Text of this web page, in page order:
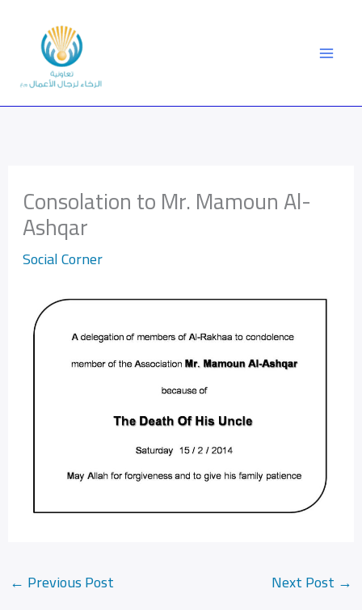
content
Consolation to Mr. Mamoun Al-
Ashqar
Social Corner
← Previous Post Next Post →